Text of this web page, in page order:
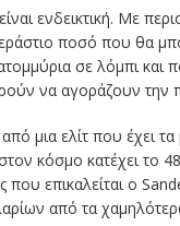
ενδεικτική. Με
ποσό που θα
σε λόμπι και
να αγοράζουν την
μια ελίτ που έχει
κόσμο κατέχει το
επικαλείται ο
από τα